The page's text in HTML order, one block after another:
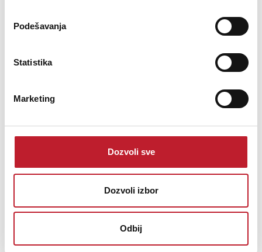
Podešavanja
Statistika
Marketing
Dozvoli sve
Dozvoli izbor
Odbij
Na stanju